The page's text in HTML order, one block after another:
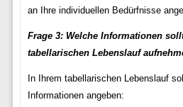
an Ihre individuellen Bedürfnisse
Frage 3: Welche Informationen
tabellarischen Lebenslauf
In Ihrem tabellarischen Lebenslauf
Informationen angeben: